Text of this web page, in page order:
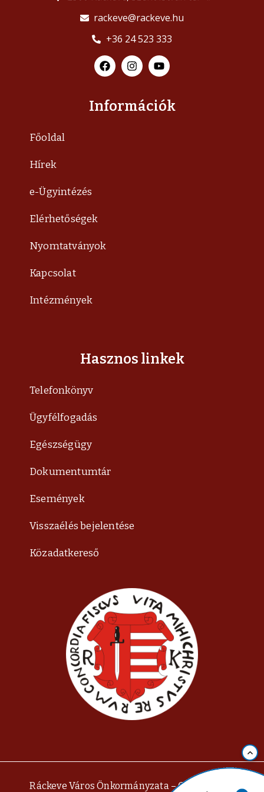
Hasznos linkek
Telefonkönyv
Ügyfélfogadás
Egészségügy
Dokumentumtár
Események
Visszaélés bejelentése
Közadatkereső
Információk
Főoldal
Hírek
e-Ügyintézés
Elérhetőségek
Nyomtatványok
Kapcsolat
Intézmények
rackeve@rackeve.hu
+36 24 523 333
Ráckeve Város Önkormányzata – Copyright ©